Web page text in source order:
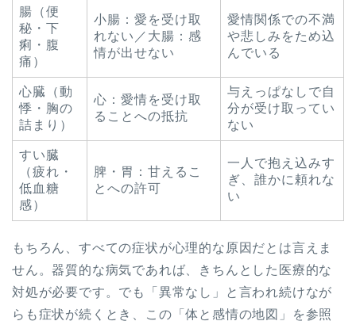
腸（便
秘・下
痢・腹
痛）
小腸：愛を受け取
れない／大腸：感
情が出せない
愛情関係での不満
や悲しみをため込
んでいる
心臓（動
悸・胸の
詰まり）
心：愛情を受け取
ることへの抵抗
与えっぱなしで自
分が受け取ってい
ない
すい臓
（疲れ・
低血糖
感）
脾・胃：甘えるこ
とへの許可
一人で抱え込みす
ぎ、誰かに頼れな
い
もちろん、すべての症状が心理的な原因だとは言えま
せん。器質的な病気であれば、きちんとした医療的な
対処が必要です。でも「異常なし」と言われ続けなが
らも症状が続くとき、この「体と感情の地図」を参照